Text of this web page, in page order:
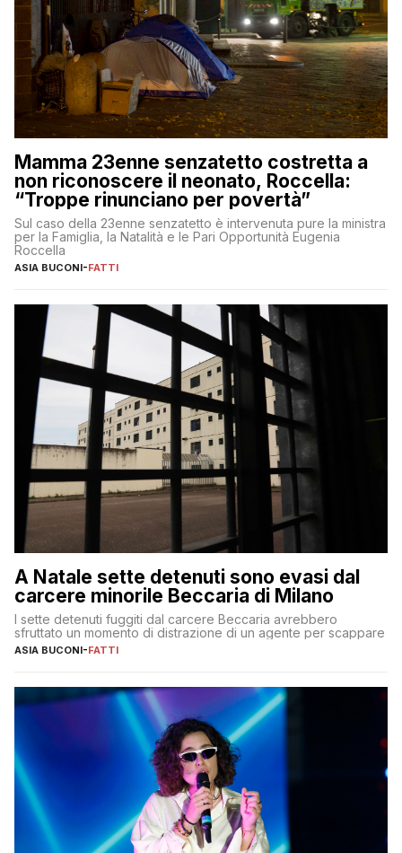
Mamma 23enne senzatetto costretta a
non riconoscere il neonato, Roccella:
“Troppe rinunciano per povertà”
Sul caso della 23enne senzatetto è intervenuta pure la ministra
per la Famiglia, la Natalità e le Pari Opportunità Eugenia
Roccella
ASIA BUCONI-FATTI
A Natale sette detenuti sono evasi dal
carcere minorile Beccaria di Milano
I sette detenuti fuggiti dal carcere Beccaria avrebbero
sfruttato un momento di distrazione di un agente per scappare
ASIA BUCONI-FATTI